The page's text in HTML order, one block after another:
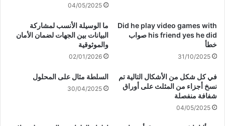
04/05/2025
Did he play video games with
his friend yes he did صواب
خطأ
31/10/2025
ما الوسيلة الأنسب لمشاركة
البيانات بين الجهات لضمان الأمان
والموثوقية
02/01/2026
في كل شكل من الأشكال التالية تم
نسخ أجزاء من المثلث على أوراق
شفافة منفصلة
04/05/2025
السلطة مثال على المحلول
30/04/2025